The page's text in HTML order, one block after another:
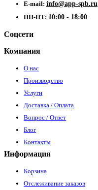
E-mail: info@app-spb.ru
ПН-ПТ: 10:00 - 18:00
Соцсети
Компания
О нас
Производство
Услуги
Доставка / Оплата
Вопрос / Ответ
Блог
Контакты
Информация
Корзина
Отслеживание заказов